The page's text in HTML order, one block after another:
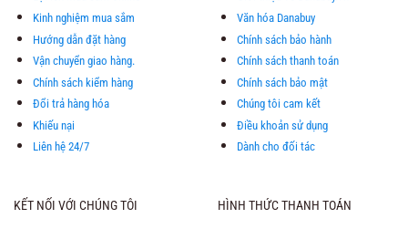
Kinh nghiệm mua sắm
Hướng dẫn đặt hàng
Vận chuyển giao hàng.
Chính sách kiểm hàng
Đổi trả hàng hóa
Khiếu nại
Liên hệ 24/7
Văn hóa Danabuy
Chính sách bảo hành
Chính sách thanh toán
Chính sách bảo mật
Chúng tôi cam kết
Điều khoản sử dụng
Dành cho đối tác
KẾT NỐI VỚI CHÚNG TÔI HÌNH THỨC THANH TOÁN